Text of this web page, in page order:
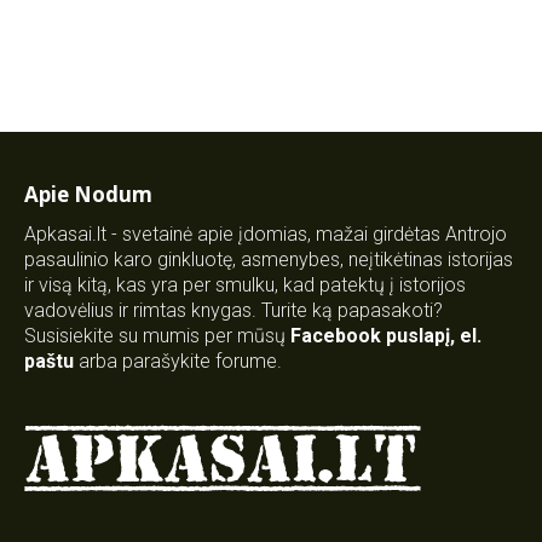
Apie Nodum
Apkasai.lt - svetainė apie įdomias, mažai girdėtas Antrojo
pasaulinio karo ginkluotę, asmenybes, neįtikėtinas istorijas
ir visą kitą, kas yra per smulku, kad patektų į istorijos
vadovėlius ir rimtas knygas. Turite ką papasakoti?
Susisiekite su mumis per mūsų Facebook puslapį, el.
paštu arba parašykite forume.